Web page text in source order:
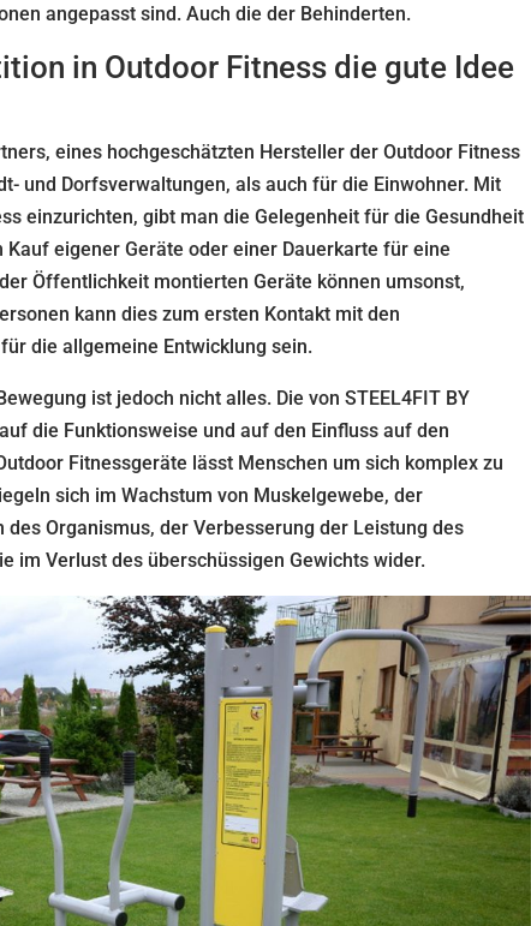
angepasst sind. Auch die der Behinderten.
in Outdoor Fitness die gute Idee
eines hochgeschätzten Hersteller der Outdoor Fitness
und Dorfsverwaltungen, als auch für die Einwohner. Mit
einzurichten, gibt man die Gelegenheit für die Gesundheit
eigener Geräte oder einer Dauerkarte für eine
Öffentlichkeit montierten Geräte können umsonst,
kann dies zum ersten Kontakt mit den
die allgemeine Entwicklung sein.
ist jedoch nicht alles. Die von STEEL4FIT BY
die Funktionsweise und auf den Einfluss auf den
Fitnessgeräte lässt Menschen um sich komplex zu
sich im Wachstum von Muskelgewebe, der
Organismus, der Verbesserung der Leistung des
im Verlust des überschüssigen Gewichts wider.